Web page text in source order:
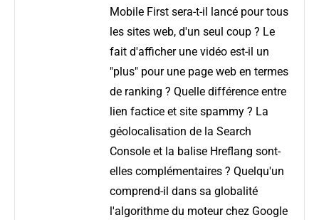
Mobile First sera-t-il lancé pour tous
les sites web, d'un seul coup ? Le
fait d'afficher une vidéo est-il un
"plus" pour une page web en termes
de ranking ? Quelle différence entre
lien factice et site spammy ? La
géolocalisation de la Search
Console et la balise Hreflang sont-
elles complémentaires ? Quelqu'un
comprend-il dans sa globalité
l'algorithme du moteur chez Google